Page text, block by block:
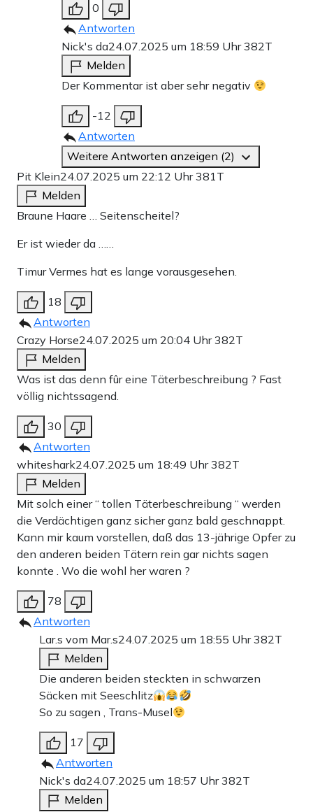
0
Antworten
Nick's da24.07.2025 um 18:59 Uhr382T
Melden
Der Kommentar ist aber sehr negativ
-12
Antworten
Weitere Antworten anzeigen (2)
Pit Klein24.07.2025 um 22:12 Uhr381T
Melden
Braune Haare … Seitenscheitel?
Er ist wieder da ……
Timur Vermes hat es lange vorausgesehen.
18
Antworten
Crazy Horse24.07.2025 um 20:04 Uhr382T
Melden
Was ist das denn fûr eine Täterbeschreibung ? Fast
völlig nichtssagend.
30
Antworten
whiteshark24.07.2025 um 18:49 Uhr382T
Melden
Mit solch einer “ tollen Täterbeschreibung “ werden
die Verdächtigen ganz sicher ganz bald geschnappt.
Kann mir kaum vorstellen, daß das 13-jährige Opfer zu
den anderen beiden Tätern rein gar nichts sagen
konnte . Wo die wohl her waren ?
78
Antworten
Lar.s vom Mar.s24.07.2025 um 18:55 Uhr382T
Melden
Die anderen beiden steckten in schwarzen
Säcken mit Seeschlitz
So zu sagen , Trans-Musel
17
Antworten
Nick's da24.07.2025 um 18:57 Uhr382T
Melden